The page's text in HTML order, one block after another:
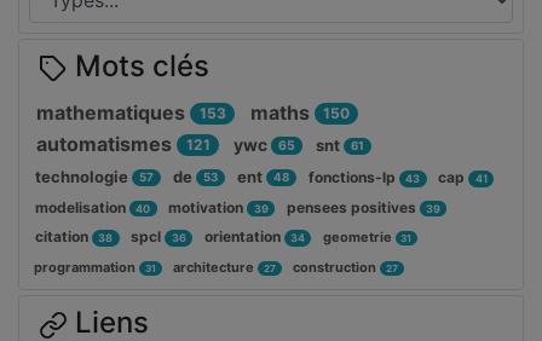
Mots clés
mathematiques 153 maths 150
automatismes 121 ywc 65 snt 61
technologie 57 de 53 ent 48 fonctions-lp 43 cap 41
modelisation 40 motivation 39 pensees positives 39
citation 38 spcl 36 orientation 34 geometrie 31
programmation 31 architecture 27 construction 27
Liens